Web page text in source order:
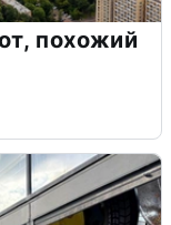
похожий